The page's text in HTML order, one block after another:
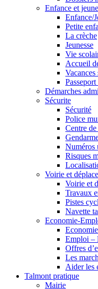
Enfance et
Enfance/
Petite
La crèche
Jeunesse
Vie
Accueil
Démarches
Sécurite
Sécurité
Police
Centre de
Numéros
Risques
Voirie et
Voirie et
Travaux
Pistes
Navette
Economie-
Emploi –
Offres
Les
Aider les
Talmont pratique
Mairie